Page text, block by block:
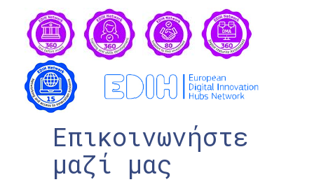
Επικοινωνήστε
μαζί μας